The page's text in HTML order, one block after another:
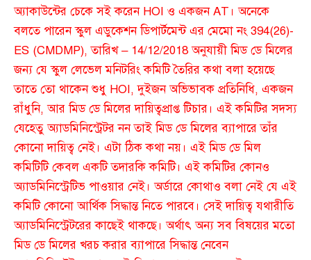
অ্যাকাউন্টের চেকে সই করেন HOI ও একজন AT। অনেকে
বলতে পারেন স্কুল এডুকেশন ডিপার্টমেন্ট এর মেমো নং 394(26)-
ES (CMDMP), তারিখ – 14/12/2018 অনুযায়ী মিড ডে মিলের
জন্য যে স্কুল লেভেল মনিটরিং কমিটি তৈরির কথা বলা হয়েছে
তাতে তো থাকেন শুধু HOI, দুইজন অভিভাবক প্রতিনিধি, একজন
রাঁধুনি, আর মিড ডে মিলের দায়িত্বপ্রাপ্ত টিচার। এই কমিটির সদস্য
যেহেতু অ্যাডমিনিস্ট্রেটর নন তাই মিড ডে মিলের ব্যাপারে তাঁর
কোনো দায়িত্ব নেই। এটা ঠিক কথা নয়। এই মিড ডে মিল
কমিটিটি কেবল একটি তদারকি কমিটি। এই কমিটির কোনও
অ্যাডমিনিস্ট্রেটিভ পাওয়ার নেই। অর্ডারে কোথাও বলা নেই যে এই
কমিটি কোনো আর্থিক সিদ্ধান্ত নিতে পারবে। সেই দায়িত্ব যথারীতি
অ্যাডমিনিস্ট্রেটরের কাছেই থাকছে। অর্থাৎ অন্য সব বিষয়ের মতো
মিড ডে মিলের খরচ করার ব্যাপারে সিদ্ধান্ত নেবেন